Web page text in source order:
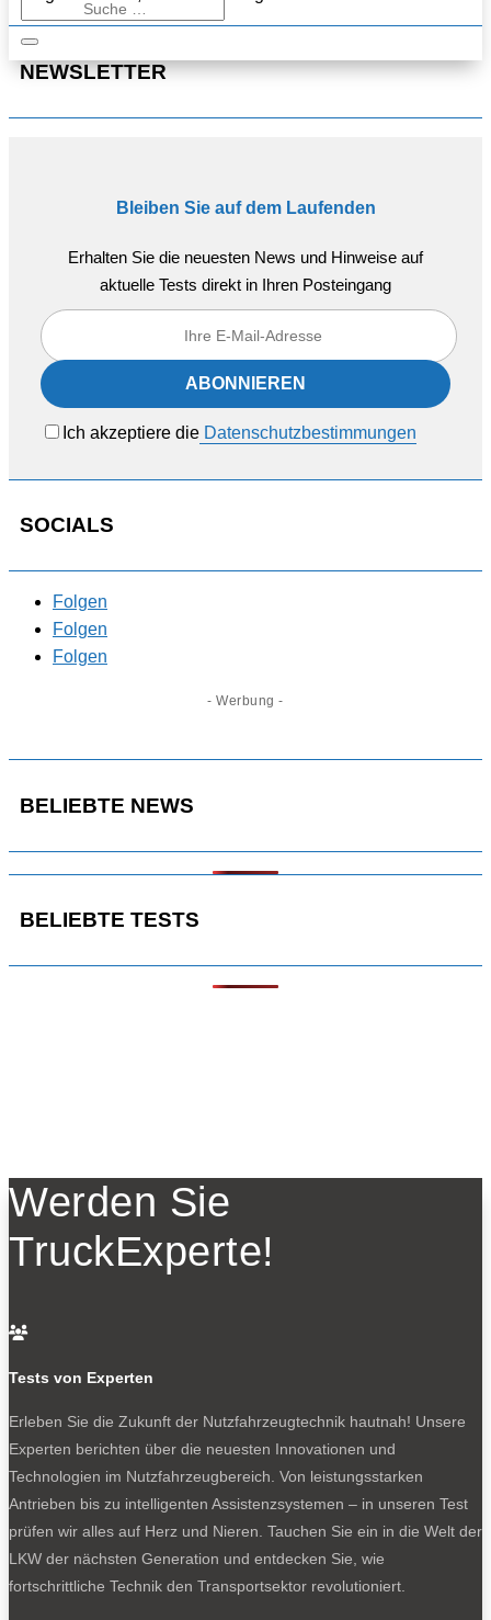
NEWSLETTER
Bleiben Sie auf dem Laufenden
Erhalten Sie die neuesten News und Hinweise auf
aktuelle Tests direkt in Ihren Posteingang
Ich akzeptiere die Datenschutzbestimmungen
SOCIALS
Folgen
Folgen
Folgen
- Werbung -
BELIEBTE NEWS
BELIEBTE TESTS
Werden Sie
TruckExperte!

Tests von Experten
Erleben Sie die Zukunft der Nutzfahrzeugtechnik hautnah! Unsere
Experten berichten über die neuesten Innovationen und
Technologien im Nutzfahrzeugbereich. Von leistungsstarken
Antrieben bis zu intelligenten Assistenzsystemen – in unseren Test
prüfen wir alles auf Herz und Nieren. Tauchen Sie ein in die Welt der
LKW der nächsten Generation und entdecken Sie, wie
fortschrittliche Technik den Transportsektor revolutioniert.